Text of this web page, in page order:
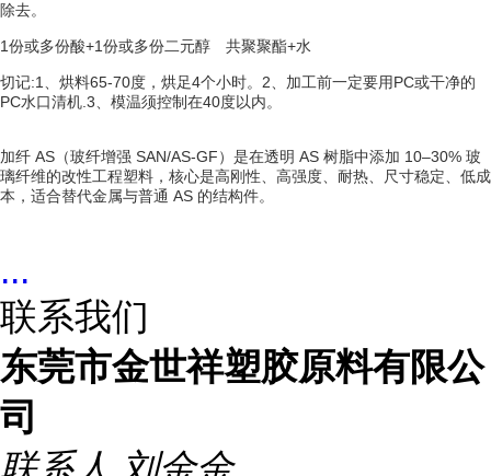
除去。
1份或多份酸+1份或多份二元醇 共聚聚酯+水
切记:1、烘料65-70度，烘足4个小时。2、加工前一定要用PC或干净的
PC水口清机.3、模温须控制在40度以内。
加纤 AS（玻纤增强 SAN/AS-GF）是在透明 AS 树脂中添加 10–30% 玻
璃纤维的改性工程塑料，核心是高刚性、高强度、耐热、尺寸稳定、低成
本 ，适合替代金属与普通 AS 的结构件。
...
联系我们
东莞市金世祥塑胶原料有限公
司
联系人 刘金金